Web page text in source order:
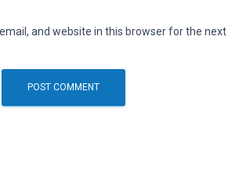
and website in this browser for the next